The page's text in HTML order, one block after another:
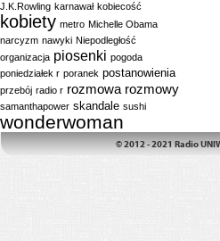
J.K.Rowling karnawał kobiecość
kobiety metro Michelle Obama
narcyzm nawyki Niepodległość
organizacja piosenki pogoda
poniedziałek r poranek postanowienia
przebój radio r rozmowa rozmowy
samanthapower skandale sushi
wonderwoman
© 2012 - 2021 Radio